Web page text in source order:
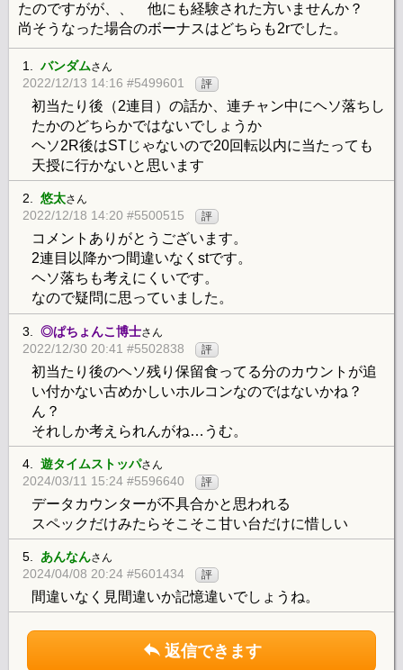
たのですがが、、 他にも経験された方いませんか？
尚そうなった場合のボーナスはどちらも2rでした。
1. バンダムさん
2022/12/13 14:16 #5499601 評
初当たり後（2連目）の話か、連チャン中にヘソ落ちし
たかのどちらかではないでしょうか
ヘソ2R後はSTじゃないので20回転以内に当たっても
天授に行かないと思います
2. 悠太さん
2022/12/18 14:20 #5500515 評
コメントありがとうございます。
2連目以降かつ間違いなくstです。
ヘソ落ちも考えにくいです。
なので疑問に思っていました。
3. ◎ぱちょんこ博士さん
2022/12/30 20:41 #5502838 評
初当たり後のヘソ残り保留食ってる分のカウントが追
い付かない古めかしいホルコンなのではないかね？
ん？
それしか考えられんがね…うむ。
4. 遊タイムストッパさん
2024/03/11 15:24 #5596640 評
データカウンターが不具合かと思われる
スペックだけみたらそこそこ甘い台だけに惜しい
5. あんなんさん
2024/04/08 20:24 #5601434 評
間違いなく見間違いか記憶違いでしょうね。
返信できます